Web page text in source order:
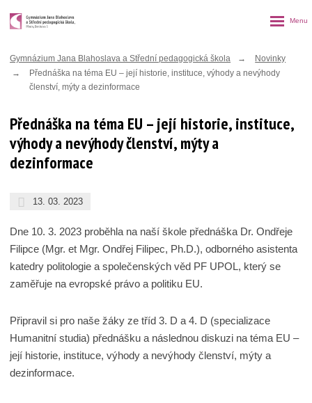
Gymnázium Jana Blahoslava a Střední pedagogická škola
Novinky
Přednáška na téma EU – její historie, instituce, výhody a nevýhody
členství, mýty a dezinformace
Přednáška na téma EU – její historie, instituce,
výhody a nevýhody členství, mýty a
dezinformace
13. 03. 2023
Dne 10. 3. 2023 proběhla na naší škole přednáška Dr. Ondřeje
Filipce (Mgr. et Mgr. Ondřej Filipec, Ph.D.), odborného asistenta
katedry politologie a společenských věd PF UPOL, který se
zaměřuje na evropské právo a politiku EU.
Připravil si pro naše žáky ze tříd 3. D a 4. D (specializace
Humanitní studia) přednášku a následnou diskuzi na téma EU –
její historie, instituce, výhody a nevýhody členství, mýty a
dezinformace.